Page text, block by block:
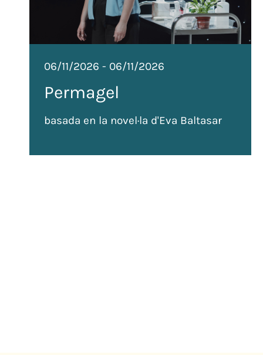
06/11/2026 - 06/11/2026
Permagel
basada en la novel·la d'Eva Baltasar